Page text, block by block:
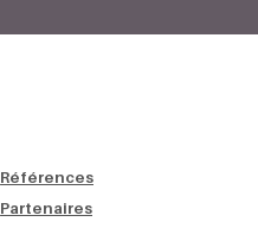
Références
Partenaires